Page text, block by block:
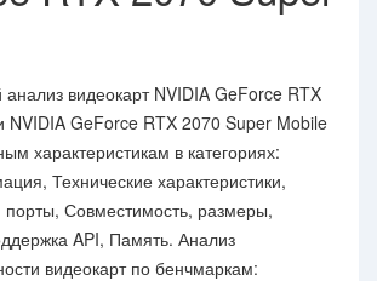
видеокарт NVIDIA GeForce RTX
NVIDIA GeForce RTX 2070 Super Mobile
характеристикам в категориях:
Технические характеристики,
Совместимость, размеры,
API, Память. Анализ
видеокарт по бенчмаркам: